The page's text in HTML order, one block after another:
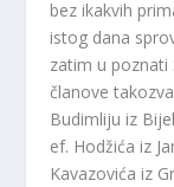
bez ikakvih
istog dana
zatim u poznati
članove
Budimliju iz
ef. Hodžića iz
Kavazovića iz